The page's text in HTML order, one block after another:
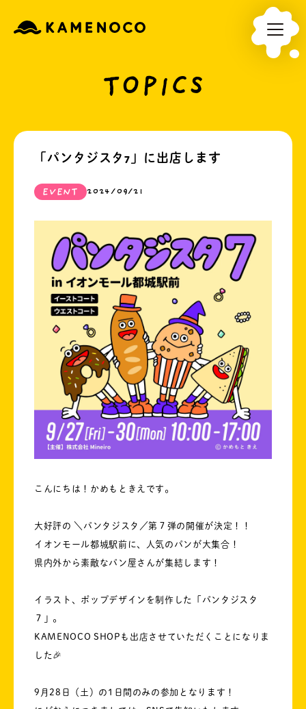
TOPICS
「パンタジスタ7」に出店します
EVENT 2024/09/21
こんにちは！かめもときえです。
大好評の ＼パンタジスタ／第７弾の開催が決定！！
イオンモール都城駅前に、人気のパンが大集合！
県内外から素敵なパン屋さんが集結します！
イラスト、ポップデザインを制作した「パンタジスタ
７」。
KAMENOCO SHOPも出店させていただくことになりま
した🎉
9月28日（土）の1日間のみの参加となります！